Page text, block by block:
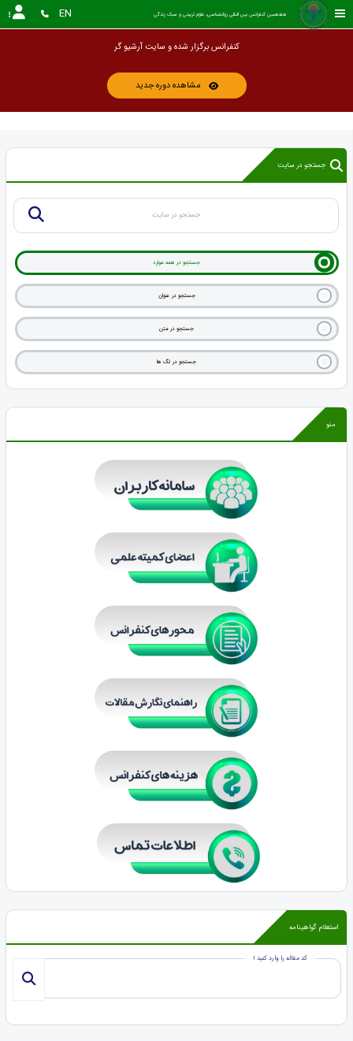
هفدهمین کنفرانس بین المللی روانشناسی، علوم تربیتی و سبک زندگی EN
کنفرانس برگزار شده و سایت آرشیو گردیده است. این سایت به عنوان آ
مشاهده دوره جدید
جستجو در سایت
جستجو در همه موارد
جستجو در عنوان
جستجو در متن
جستجو در تگ ها
منو
استعلام گواهینامه
کد مقاله را وارد کنید !